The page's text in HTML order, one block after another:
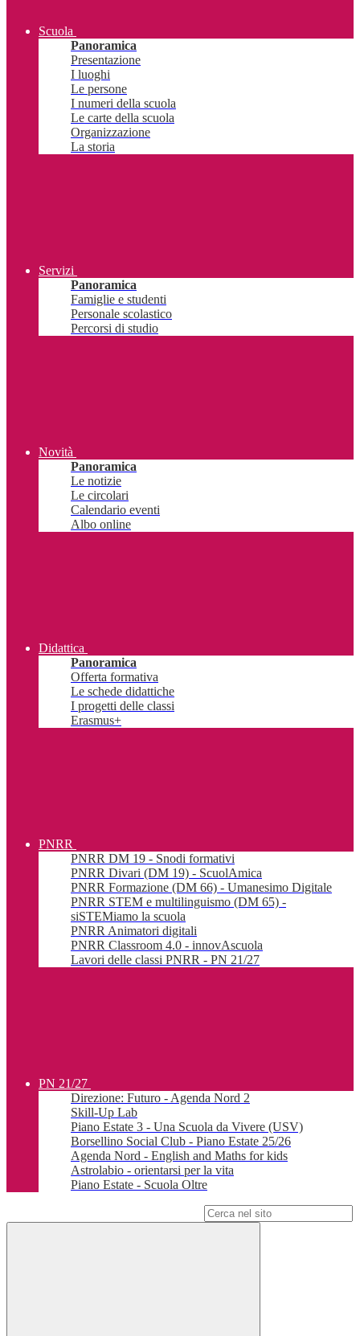
Scuola
Panoramica
Presentazione
I luoghi
Le persone
I numeri della scuola
Le carte della scuola
Organizzazione
La storia
Servizi
Panoramica
Famiglie e studenti
Personale scolastico
Percorsi di studio
Novità
Panoramica
Le notizie
Le circolari
Calendario eventi
Albo online
Didattica
Panoramica
Offerta formativa
Le schede didattiche
I progetti delle classi
Erasmus+
PNRR
PNRR DM 19 - Snodi formativi
PNRR Divari (DM 19) - ScuolAmica
PNRR Formazione (DM 66) - Umanesimo Digitale
PNRR STEM e multilinguismo (DM 65) -
siSTEMiamo la scuola
PNRR Animatori digitali
PNRR Classroom 4.0 - innovAscuola
Lavori delle classi PNRR - PN 21/27
PN 21/27
Direzione: Futuro - Agenda Nord 2
Skill-Up Lab
Piano Estate 3 - Una Scuola da Vivere (USV)
Borsellino Social Club - Piano Estate 25/26
Agenda Nord - English and Maths for kids
Astrolabio - orientarsi per la vita
Piano Estate - Scuola Oltre